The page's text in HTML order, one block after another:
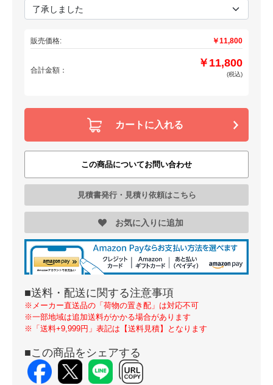
+ カートに入れる
マックス LP-55シリーズ用ラベル★LP-
S5250H(剥離発行向け用) (2個以上で送
カートに入れる
マックス LP-50・55シリーズ用VPラベ
ル(剥離向け用) LP-S4028H VP
価格:￥66,000
+ カートに入れる
マックス LP-50・55シリーズ用VPラベ
価格:￥66,000
マックス LP-50・55シリーズ用VPラベ
販売価格: ￥11,800
合計金額：
￥11,800
(税込)
カートに入れる
この商品についてお問い合わせ
見積書発行・見積り依頼はこちら
お気に入りに追加
■送料・配送に関する注意事項
※メーカー直送品の「荷物の置き配」は対応不可
※一部地域は追加送料がかかる場合があります
※「送料+9,999円」表記は【送料見積】となります
■この商品をシェアする